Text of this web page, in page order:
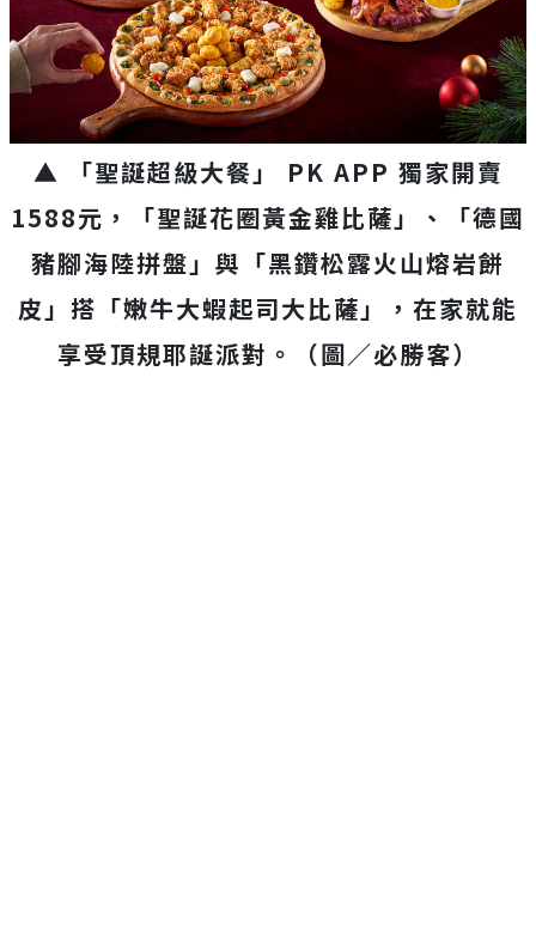
▲ 「聖誕超級大餐」 PK APP 獨家開賣
1588元，「聖誕花圈黃金雞比薩」、「德國
豬腳海陸拼盤」與「黑鑽松露火山熔岩餅
皮」搭「嫩牛大蝦起司大比薩」，在家就能
享受頂規耶誕派對。（圖／必勝客）